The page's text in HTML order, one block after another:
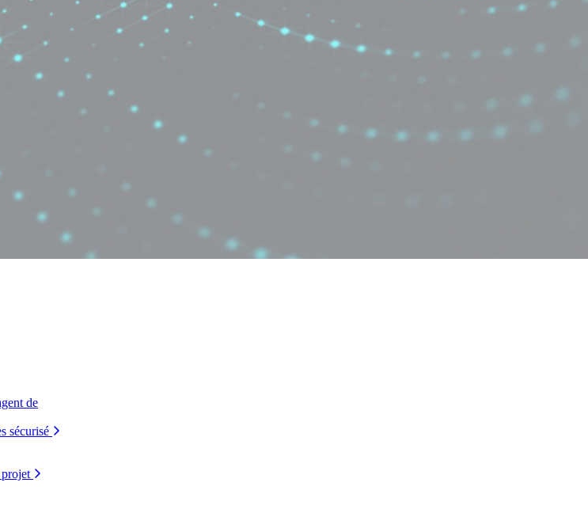
de
sécurisé